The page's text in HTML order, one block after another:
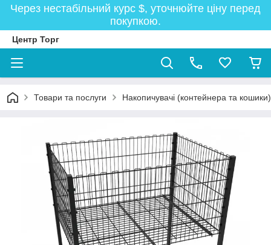
Через нестабільний курс $, уточнюйте ціну перед
покупкою.
Центр Торг
Товари та послуги Накопичувачі (контейнера та кошики)